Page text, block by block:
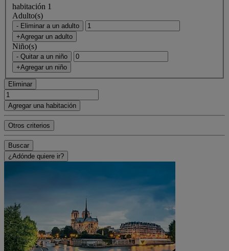
habitación 1
Adulto(s)
- Eliminar a un adulto
+Agregar un adulto
Niño(s)
- Quitar a un niño
+Agregar un niño
Eliminar
Agregar una habitación
Otros criterios
Buscar
¿Adónde quiere ir?